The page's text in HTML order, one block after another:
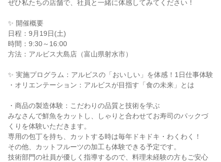
ぜひ私たちの店舗で、社員と一緒に体感してみてください！
✨ 開催概要
日程：9月19日(土)
時間：9:30～16:00
方法：アルビス大島店（富山県射水市）
✨ 実施プログラム：アルビスの「おいしい」を体感！1日仕事体験
・オリエンテーション：アルビスが目指す「食の未来」とは
・商品の製造体験：こだわりの品質と技術を学ぶ
みなさんで鮮魚をカットし、しゃりと合わせてお寿司のパックづ
くりを体験いただきます。
専用の包丁を持ち、カットする時は毎年ドキドキ・わくわく！
その他、カットフルーツの加工も体験できる予定です。
技術部門の社員が優しく指導するので、料理未経験の方もご安心